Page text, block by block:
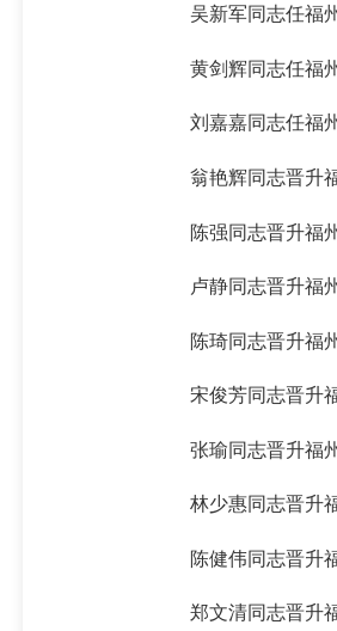
吴新军同志任福
黄剑辉同志任福
刘嘉嘉同志任福
翁艳辉同志晋升
陈强同志晋升福
卢静同志晋升福
陈琦同志晋升福
宋俊芳同志晋升
张瑜同志晋升福
林少惠同志晋升
陈健伟同志晋升
郑文清同志晋升